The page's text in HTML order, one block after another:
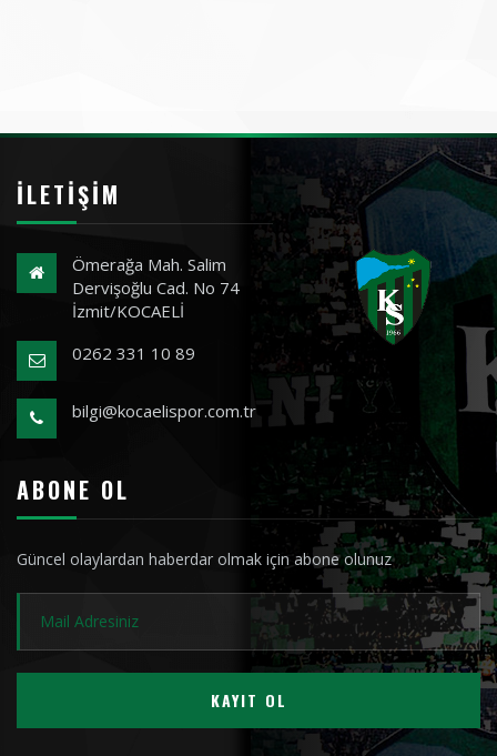
İLETIŞIM
Ömerağa Mah. Salim
Dervişoğlu Cad. No 74
İzmit/KOCAELİ
0262 331 10 89
bilgi@kocaelispor.com.tr
ABONE OL
Güncel olaylardan haberdar olmak için abone olunuz
KAYIT OL